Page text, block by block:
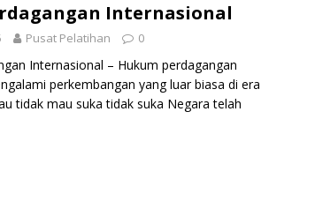
Internasional
Pusat Pelatihan 0
Internasional – Hukum perdagangan
perkembangan yang luar biasa di era
tidak mau suka tidak suka Negara telah